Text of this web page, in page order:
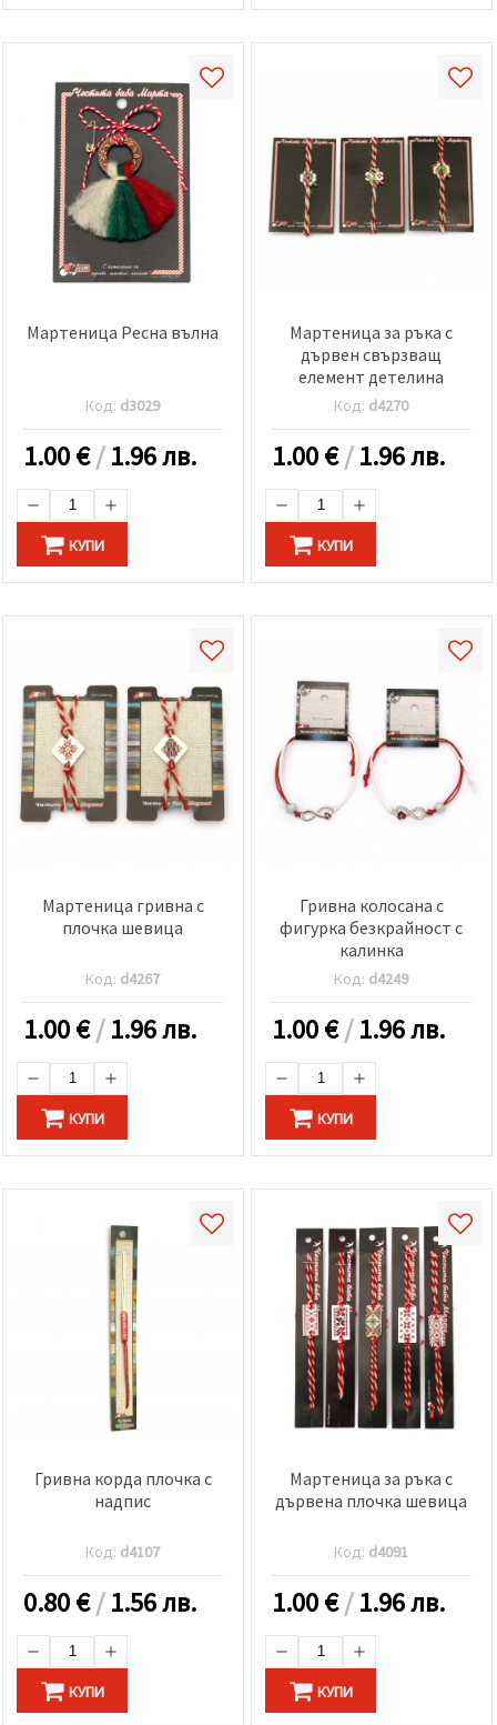
Мартеница Ресна вълна
Код: d3029
1.00€/1.96 лв.
КУПИ
Мартеница за ръка с
дървен свързващ
елемент детелина
Код: d4270
1.00€/1.96 лв.
КУПИ
Мартеница гривна с
плочка шевица
Код: d4267
1.00€/1.96 лв.
КУПИ
Гривна колосана с
фигурка безкрайност с
калинка
Код: d4249
1.00€/1.96 лв.
КУПИ
Гривна корда плочка с
надпис
Код: d4107
0.80€/1.56 лв.
КУПИ
Мартеница за ръка с
дървена плочка шевица
Код: d4091
1.00€/1.96 лв.
КУПИ